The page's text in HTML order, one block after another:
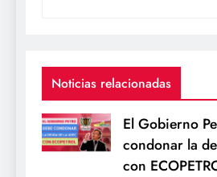
Noticias relacionadas
El Gobierno
condonar la
con